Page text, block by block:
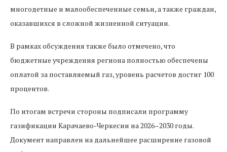
многодетные и малообеспеченные семьи, а также граждан,
оказавшихся в сложной жизненной ситуации.
В рамках обсуждения также было отмечено, что
бюджетные учреждения региона полностью обеспечены
оплатой за поставляемый газ, уровень расчетов достиг 100
процентов.
По итогам встречи стороны подписали программу
газификации Карачаево-Черкесии на 2026–2030 годы.
Документ направлен на дальнейшее расширение газовой